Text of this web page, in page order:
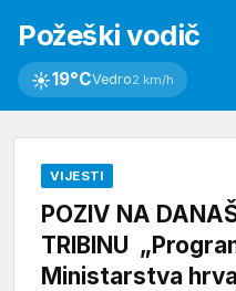
Požeški vodič
☀19°CVedro2 km/h
VIJESTI
POZIV NA
TRIBINU
Ministarstva